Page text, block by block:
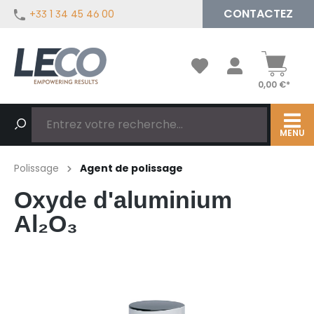
principal
+33 1 34 45 46 00 CONTACTEZ
MENU
0,00 €*
Polissage Agent de polissage
Oxyde d'aluminium
Al₂O₃